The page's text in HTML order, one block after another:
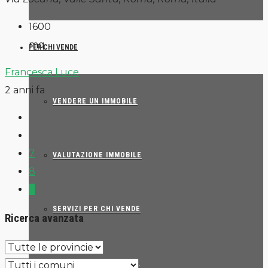
PER CHI VENDE
VENDERE UN IMMOBILE
VALUTAZIONE IMMOBILE
SERVIZI PER CHI VENDE
IL METODO BEST PRICE
1600
mq
Francesca Luce
2 anni fa
7
8
Ricerca avanzata